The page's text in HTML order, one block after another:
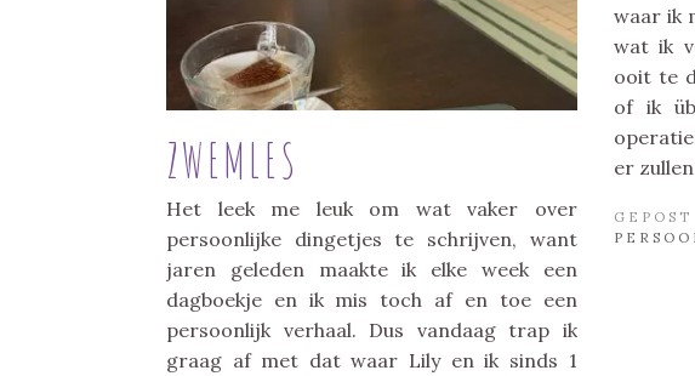
ZWEMLES
Het leek me leuk om wat vaker over
persoonlijke dingetjes te schrijven, want
jaren geleden maakte ik elke week een
dagboekje en ik mis toch af en toe een
persoonlijk verhaal. Dus vandaag trap ik
graag af met dat waar Lily en ik sinds 1
waar ik
wat ik
ooit te
of ik
er